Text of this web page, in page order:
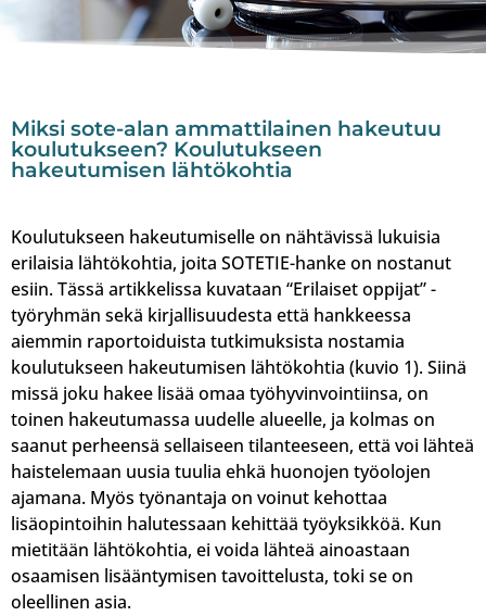
Miksi sote-alan ammattilainen hakeutuu
koulutukseen? Koulutukseen
hakeutumisen lähtökohtia
Koulutukseen hakeutumiselle on nähtävissä lukuisia
erilaisia lähtökohtia, joita SOTETIE-hanke on nostanut
esiin. Tässä artikkelissa kuvataan “Erilaiset oppijat” -
työryhmän sekä kirjallisuudesta että hankkeessa
aiemmin raportoiduista tutkimuksista nostamia
koulutukseen hakeutumisen lähtökohtia (kuvio 1). Siinä
missä joku hakee lisää omaa työhyvinvointiinsa, on
toinen hakeutumassa uudelle alueelle, ja kolmas on
saanut perheensä sellaiseen tilanteeseen, että voi lähteä
haistelemaan uusia tuulia ehkä huonojen työolojen
ajamana. Myös työnantaja on voinut kehottaa
lisäopintoihin halutessaan kehittää työyksikköä. Kun
mietitään lähtökohtia, ei voida lähteä ainoastaan
osaamisen lisääntymisen tavoittelusta, toki se on
oleellinen asia.